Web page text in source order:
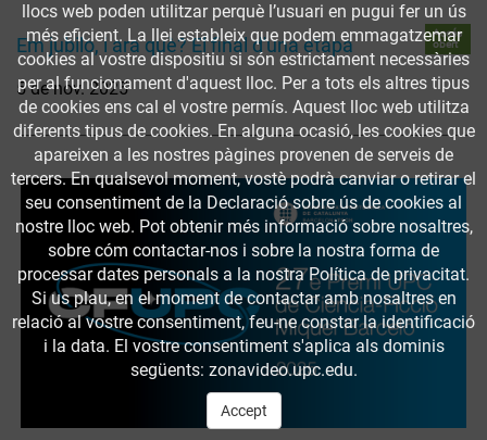
Em jubilo, i ara què? El final d'una etapa
Accés
obert
5 de nov. 2025
llocs web poden utilitzar perquè l’usuari en pugui fer un ús
més eficient. La llei estableix que podem emmagatzemar
cookies al vostre dispositiu si són estrictament necessàries
per al funcionament d'aquest lloc. Per a tots els altres tipus
de cookies ens cal el vostre permís. Aquest lloc web utilitza
diferents tipus de cookies. En alguna ocasió, les cookies que
apareixen a les nostres pàgines provenen de serveis de
tercers. En qualsevol moment, vostè podrà canviar o retirar el
seu consentiment de la Declaració sobre ús de cookies al
nostre lloc web. Pot obtenir més informació sobre nosaltres,
sobre cóm contactar-nos i sobre la nostra forma de
processar dates personals a la nostra Política de privacitat.
Si us plau, en el moment de contactar amb nosaltres en
relació al vostre consentiment, feu-ne constar la identificació
i la data. El vostre consentiment s'aplica als dominis
següents: zonavideo.upc.edu.
Accept